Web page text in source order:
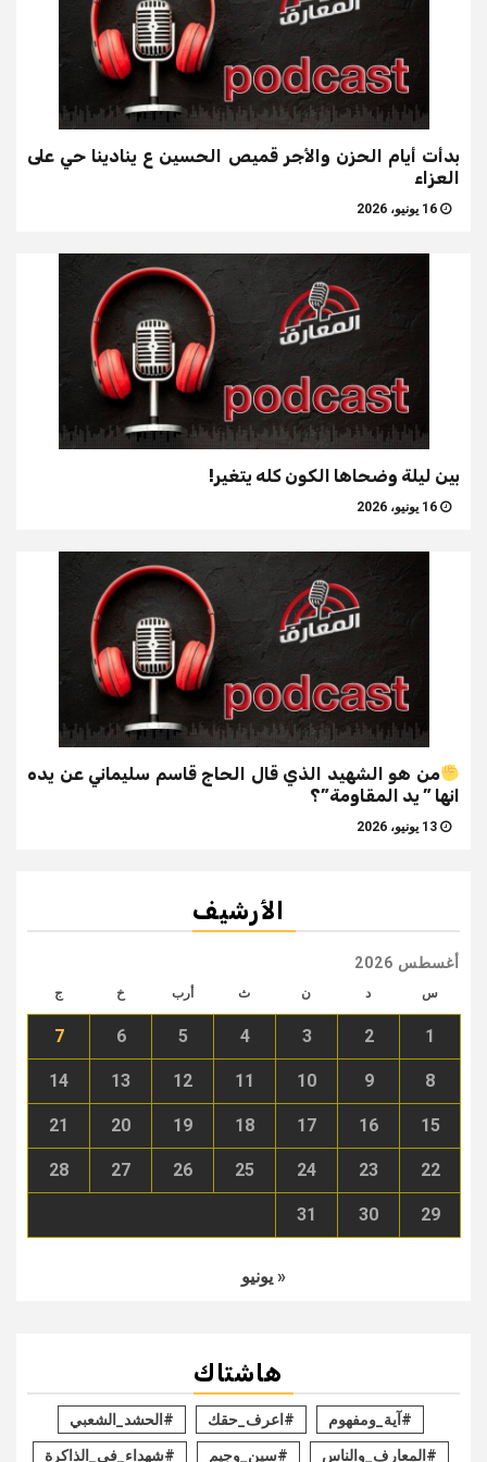
بدأت أيام الحزن والأجر قميص الحسين ع ينادينا حي على
العزاء
بين ليلة وضحاها الكون كله يتغير!
من هو الشهيد الذي قال الحاج قاسم سليماني عن يده
انها ” يد المقاومة”؟
الأرشيف
أغسطس 2026
س د ن ث أرب خ ج
1
2
3
4
5
6
7
8
9
10
11
12
13
14
15
16
17
18
19
20
21
22
23
24
25
26
27
28
29
30
31
« يونيو
هاشتاك
#آية_ومفهوم #اعرف_حقك #الحشد_الشعبي
#المعارف_والناس #سين_وجيم #شهداء_في_الذاكرة